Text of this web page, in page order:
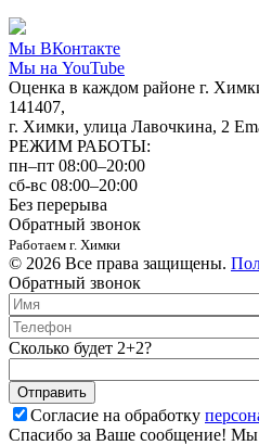
Мы ВКонтакте
Мы на YouTube
Оценка в каждом районе г.
141407,
г. Химки, улица Лавочкина, 2
РЕЖИМ РАБОТЫ:
пн–пт 08:00–20:00
сб-вс 08:00–20:00
Без перерыва
Обратный звонок
Работаем г. Химки
© 2026 Все права защищены.
Обратный звонок
Сколько будет 2+2?
Согласие на обработку
Спасибо за Ваше сообщение!